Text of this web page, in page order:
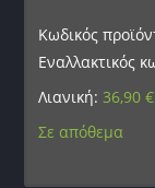
Κωδικός
Εναλλακτικός
Λιανική: 36,90€
Σε απόθεμα